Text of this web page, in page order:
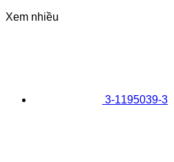
Xem nhiều
3-1195039-3